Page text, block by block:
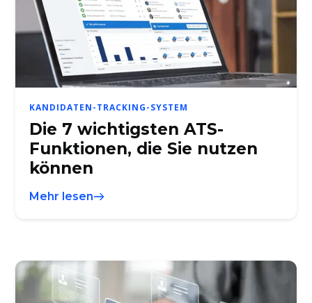
KANDIDATEN-TRACKING-SYSTEM
Die 7 wichtigsten ATS-
Funktionen, die Sie nutzen
können
Mehr lesen